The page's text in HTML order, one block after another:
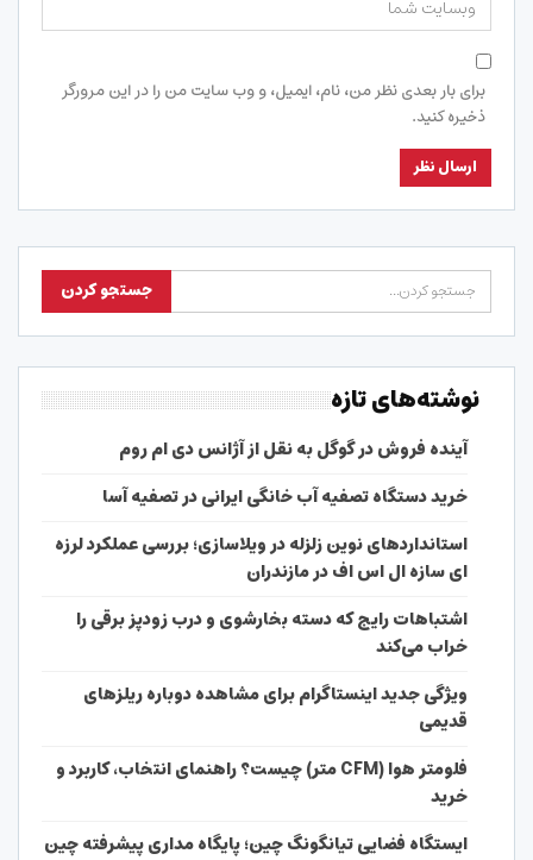
برای بار بعدی نظر من، نام، ایمیل، و وب سایت من را در این مرورگر
ذخیره کنید.
نوشته‌های تازه
آینده فروش در گوگل به نقل از آژانس دی ام روم
خرید دستگاه تصفیه آب خانگی ایرانی در تصفیه آسا
استانداردهای نوین زلزله در ویلاسازی؛ بررسی عملکرد لرزه
ای سازه ال اس اف در مازندران
اشتباهات رایج که دسته بخارشوی و درب زودپز برقی را
خراب می‌کند
ویژگی جدید اینستاگرام برای مشاهده دوباره ریلزهای
قدیمی
فلومتر هوا (CFM متر) چیست؟ راهنمای انتخاب، کاربرد و
خرید
ایستگاه فضایی تیانگونگ چین؛ پایگاه مداری پیشرفته چین